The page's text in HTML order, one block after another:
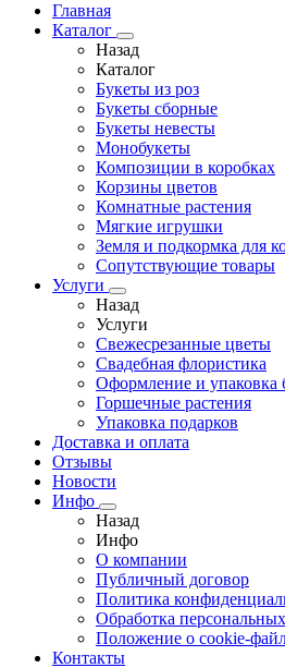
Главная
Каталог
Назад
Каталог
Букеты из роз
Букеты сборные
Букеты невесты
Монобукеты
Композиции в коробках
Корзины цветов
Комнатные растения
Мягкие игрушки
Земля и подкормка для
Сопутствующие товары
Услуги
Назад
Услуги
Свежесрезанные цветы
Свадебная флористика
Оформление и упаковка
Горшечные растения
Упаковка подарков
Доставка и оплата
Отзывы
Новости
Инфо
Назад
Инфо
О компании
Публичный договор
Политика
Обработка
Положение о cookie-
Контакты